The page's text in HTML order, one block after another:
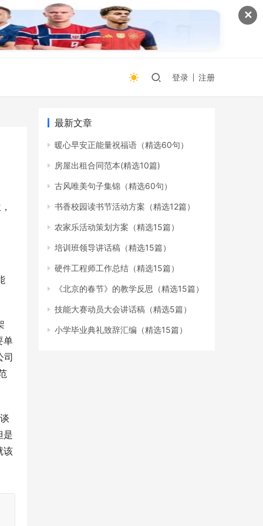
✕
登录 注册
单
司
是
该
最新文章
暖心早安正能量祝福语（精选60句）
房屋出租合同范本(精选10篇)
古风唯美句子集锦（精选60句）
书香校园读书节活动方案（精选12篇）
农家乐活动策划方案（精选15篇）
培训班领导讲话稿（精选15篇）
硬件工程师工作总结（精选15篇）
《北京的春节》的教学反思（精选15篇）
技能大赛动员大会讲话稿（精选5篇）
小学毕业典礼致辞汇编（精选15篇）